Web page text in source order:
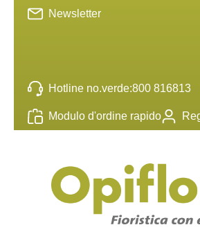
principale
Hotline no.verde:800 816813
Modulo d'ordine rapido
Newsletter